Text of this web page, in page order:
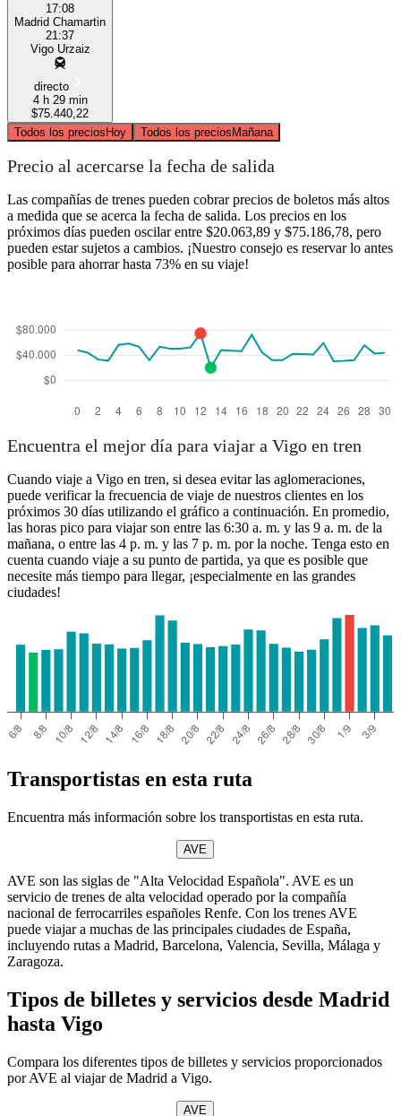
17:08
Madrid Chamartin
21:37
Vigo Urzaiz
directo
4 h 29 min
$75.440,22
Todos los preciosHoy Todos los preciosMañana
Precio al acercarse la fecha de salida
Las compañías de trenes pueden cobrar precios de boletos más altos
a medida que se acerca la fecha de salida. Los precios en los
próximos días pueden oscilar entre $20.063,89 y $75.186,78, pero
pueden estar sujetos a cambios. ¡Nuestro consejo es reservar lo antes
posible para ahorrar hasta 73% en su viaje!
Encuentra el mejor día para viajar a Vigo en tren
Cuando viaje a Vigo en tren, si desea evitar las aglomeraciones,
puede verificar la frecuencia de viaje de nuestros clientes en los
próximos 30 días utilizando el gráfico a continuación. En promedio,
las horas pico para viajar son entre las 6:30 a. m. y las 9 a. m. de la
mañana, o entre las 4 p. m. y las 7 p. m. por la noche. Tenga esto en
cuenta cuando viaje a su punto de partida, ya que es posible que
necesite más tiempo para llegar, ¡especialmente en las grandes
ciudades!
Transportistas en esta ruta
Encuentra más información sobre los transportistas en esta ruta.
AVE
AVE son las siglas de "Alta Velocidad Española". AVE es un
servicio de trenes de alta velocidad operado por la compañía
nacional de ferrocarriles españoles Renfe. Con los trenes AVE
puede viajar a muchas de las principales ciudades de España,
incluyendo rutas a Madrid, Barcelona, Valencia, Sevilla, Málaga y
Zaragoza.
Tipos de billetes y servicios desde Madrid
hasta Vigo
Compara los diferentes tipos de billetes y servicios proporcionados
por AVE al viajar de Madrid a Vigo.
AVE